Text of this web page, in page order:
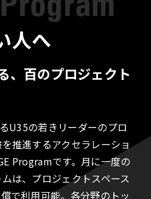
人へ
、百のプロジェクト
U35の若きリーダーのプロ
推進するアクセラレーショ
Programです。月に一度の
は、プロジェクトスペース
で利用可能。各分野のトッ